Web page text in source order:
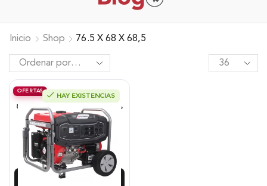
Inicio Shop 76.5 X 68 X 68,5
OFERTAS
HAY EXISTENCIAS
Generador Alterman A Gasolina 4T,
8.3 Kw, Encendido Manual/Eléctrico,
120/240 V, XGG8300E-I.
$ 4.996.513
$4.596.792
Añadir al carrito